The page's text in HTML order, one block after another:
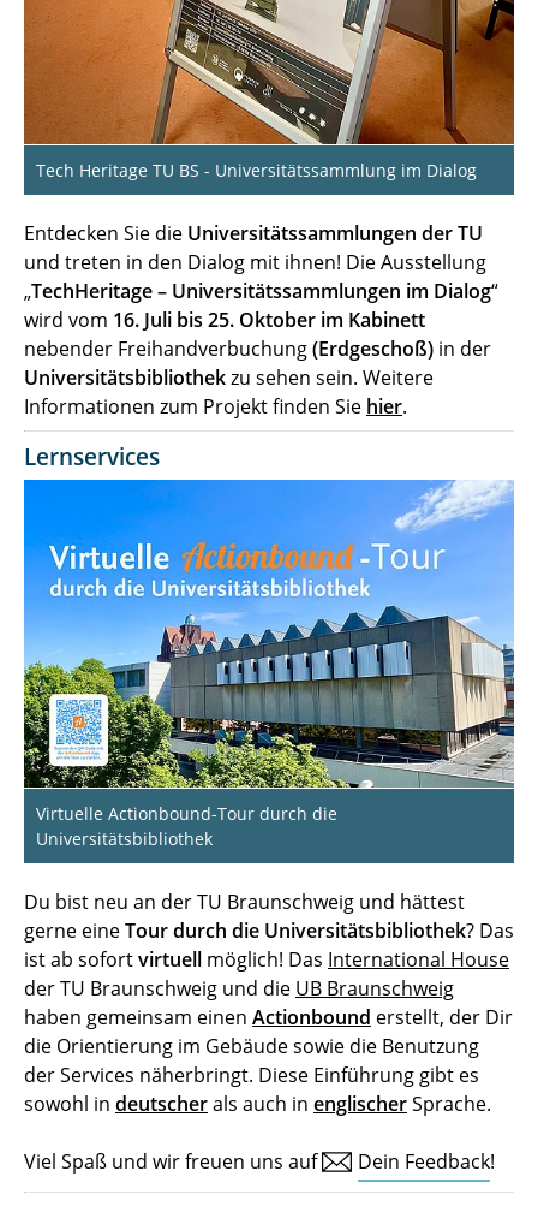
Tech Heritage TU BS - Universitätssammlung im Dialog
Entdecken Sie die Universitätssammlungen der TU
und treten in den Dialog mit ihnen! Die Ausstellung
„TechHeritage – Universitätssammlungen im Dialog“
wird vom 16. Juli bis 25. Oktober im Kabinett
nebender Freihandverbuchung(Erdgeschoß) in der
Universitätsbibliothekzu sehen sein. Weitere
Informationen zum Projekt finden Sie hier.
Lernservices
Virtuelle Actionbound-Tour durch die
Universitätsbibliothek
Du bist neu an der TU Braunschweig und hättest
gerne eineTour durch die Universitätsbibliothek? Das
ist ab sofortvirtuell möglich! Das International House
der TU Braunschweig und die UB Braunschweig
haben gemeinsam einen Actionbound erstellt, der Dir
die Orientierung im Gebäude sowie die Benutzung
der Services näherbringt. Diese Einführung gibt es
sowohl in deutscherals auch in englischerSprache.
Viel Spaß und wir freuen uns auf Dein Feedback!